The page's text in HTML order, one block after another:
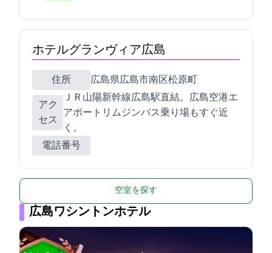
ホテルグランヴィア広島
住所 広島県広島市南区松原町1-5
アク
セス
ＪＲ山陽新幹線広島駅直結。広島空港エ
アポートリムジンバス乗り場もすぐ近
く。
電話番号
空室を探す
広島ワシントンホテル